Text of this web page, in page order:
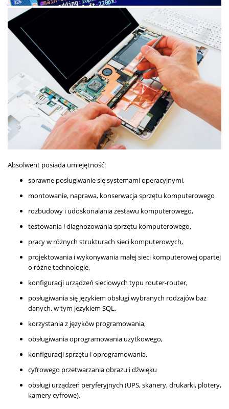
Absolwent posiada umiejętność:
sprawne posługiwanie się systemami operacyjnymi,
montowanie, naprawa, konserwacja sprzętu komputerowego
rozbudowy i udoskonalania zestawu komputerowego,
testowania i diagnozowania sprzętu komputerowego,
pracy w różnych strukturach sieci komputerowych,
projektowania i wykonywania małej sieci komputerowej opartej
o różne technologie,
konfiguracji urządzeń sieciowych typu router-router,
posługiwania się językiem obsługi wybranych rodzajów baz
danych, w tym językiem SQL,
korzystania z języków programowania,
obsługiwania oprogramowania użytkowego,
konfiguracji sprzętu i oprogramowania,
cyfrowego przetwarzania obrazu i dźwięku
obsługi urządzeń peryferyjnych (UPS, skanery, drukarki, plotery,
kamery cyfrowe).